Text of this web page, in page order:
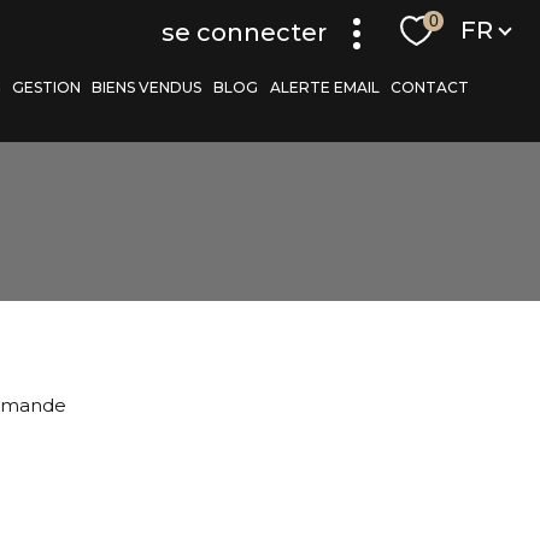
se connecter 0 Langue
FR
GESTION BIENS VENDUS BLOG ALERTE EMAIL CONTACT